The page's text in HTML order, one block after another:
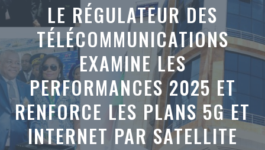
LE RÉGULATEUR DES
TÉLÉCOMMUNICATIONS
EXAMINE LES
PERFORMANCES 2025 ET
RENFORCE LES PLANS 5G ET
INTERNET PAR SATELLITE